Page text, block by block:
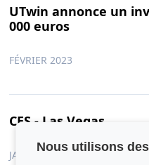
Nous utilisons
UTwin annonce un
000 euros
FÉVRIER 2023
CES - Las Vegas
JANVIER 2023